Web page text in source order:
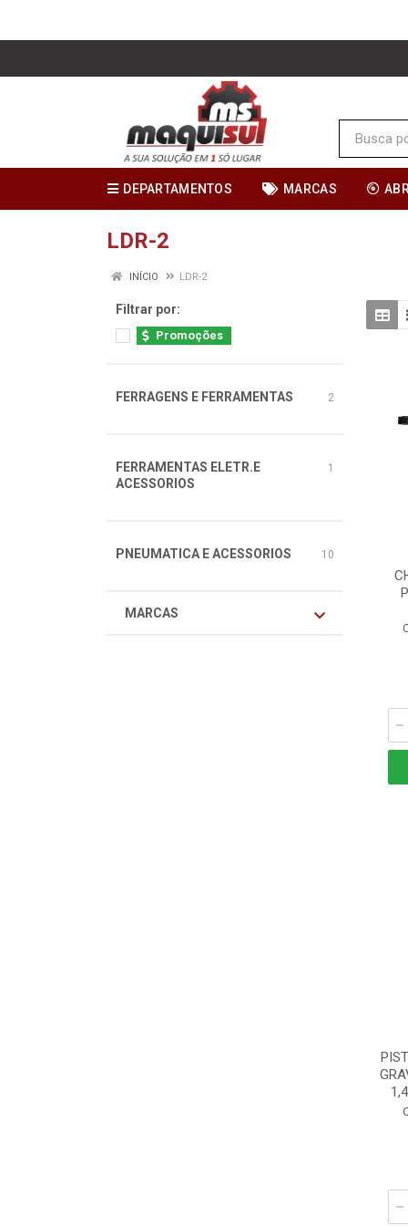
DEPARTAMENTOS MARCAS
LDR-2
INÍCIO LDR-2
Filtrar por:
Promoções
FERRAGENS E FERRAMENTAS 2
FERRAMENTAS ELETR.E
ACESSORIOS
1
PNEUMATICA E ACESSORIOS 10
MARCAS